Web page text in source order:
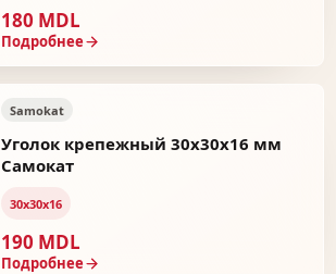
180 MDL
Подробнее
Samokat
Уголок крепежный 30x30x16 мм
Самокат
30х30х16
190 MDL
Подробнее